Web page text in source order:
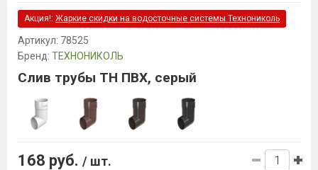
Акция!: Жаркие скидки на водосточные системы Технониколь
Артикул: 78525
Бренд: ТЕХНОНИКОЛЬ
Слив трубы ТН ПВХ, серый
168 руб. / шт.